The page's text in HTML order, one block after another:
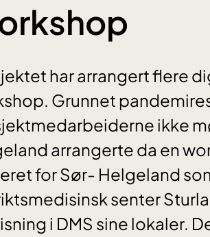
har arrangert flere
Grunnet
ikke
arrangerte da en
for Sør- Helgeland
senter
i DMS sine lokaler.